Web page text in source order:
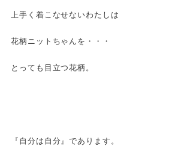
上手く着こなせないわたしは
花柄ニットちゃんを・・・
とっても目立つ花柄。
『自分は自分』であります。